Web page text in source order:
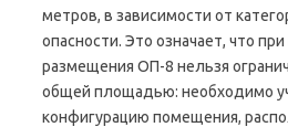
метров, в зависимости от
опасности. Это означает, что
размещения ОП-8 нельзя
общей площадью: необходимо
конфигурацию помещения,